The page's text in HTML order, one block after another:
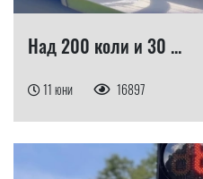
Над 200 коли и 30 ...
11 юни 16897